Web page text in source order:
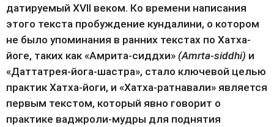
датируемый XVII веком. Ко времени написания
этого текста пробуждение кундалини, о котором
не было упоминания в ранних текстах по Хатха-
йоге, таких как «Амрита-сиддхи» (Amrta-siddhi) и
«Даттатрея-йога-шастра», стало ключевой целью
практик Хатха-йоги, и «Хатха-ратнавали» является
первым текстом, который явно говорит о
практике ваджроли-мудры для поднятия